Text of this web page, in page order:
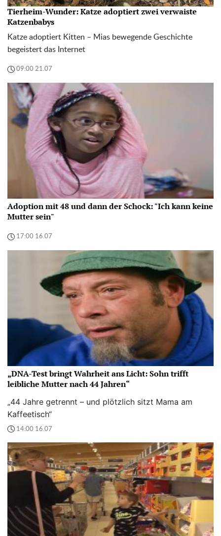
Tierheim-Wunder: Katze adoptiert zwei verwaiste
Katzenbabys
Katze adoptiert Kitten – Mias bewegende Geschichte
begeistert das Internet
09:00 21.07
Adoption mit 48 und dann der Schock: "Ich kann keine
Mutter sein"
17:00 16.07
„DNA-Test bringt Wahrheit ans Licht: Sohn trifft
leibliche Mutter nach 44 Jahren“
„44 Jahre getrennt – und plötzlich sitzt Mama am
Kaffeetisch“
14:00 16.07